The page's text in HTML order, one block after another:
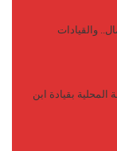
والقيادات
بقيادة ابن